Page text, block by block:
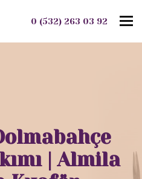
0 (532) 263 03 92
| Almila